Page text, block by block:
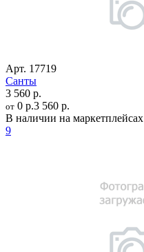
Арт. 17719
Санты
3 560 р.
от 0 р.3 560 р.
В наличии на маркетплейсах
9